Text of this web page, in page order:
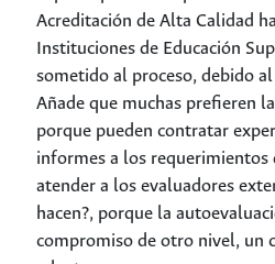
Acreditación de Alta Calidad
Instituciones de Educación
sometido al proceso, debido
Añade que muchas prefieren
porque pueden contratar
informes a los requerimientos
atender a los evaluadores
hacen?, porque la
compromiso de otro nivel, un